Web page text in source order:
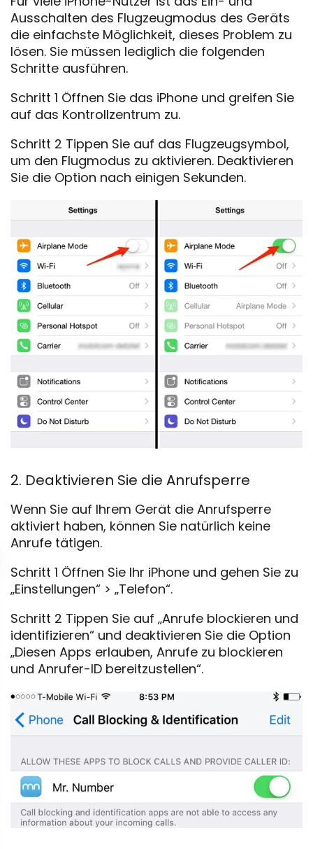
Ausschalten des Flugzeugmodus des Geräts
die einfachste Möglichkeit, dieses Problem zu
lösen. Sie müssen lediglich die folgenden
Schritte ausführen.
Schritt 1 Öffnen Sie das iPhone und greifen Sie
auf das Kontrollzentrum zu.
Schritt 2 Tippen Sie auf das Flugzeugsymbol,
um den Flugmodus zu aktivieren. Deaktivieren
Sie die Option nach einigen Sekunden.
2. Deaktivieren Sie die Anrufsperre
Wenn Sie auf Ihrem Gerät die Anrufsperre
aktiviert haben, können Sie natürlich keine
Anrufe tätigen.
Schritt 1 Öffnen Sie Ihr iPhone und gehen Sie zu
„Einstellungen“ > „Telefon“.
Schritt 2 Tippen Sie auf „Anrufe blockieren und
identifizieren“ und deaktivieren Sie die Option
„Diesen Apps erlauben, Anrufe zu blockieren
und Anrufer-ID bereitzustellen“.